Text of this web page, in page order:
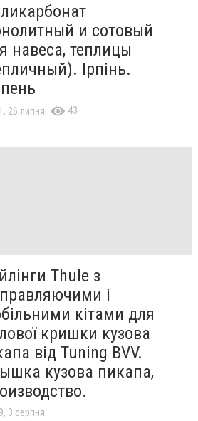
и сотовый
навеса, теплицы
Ірпінь.
26 липня 43
Thule з
і
кітами для
кришки кузова
від Tuning BVV.
кузова пикапа,
3 серпня